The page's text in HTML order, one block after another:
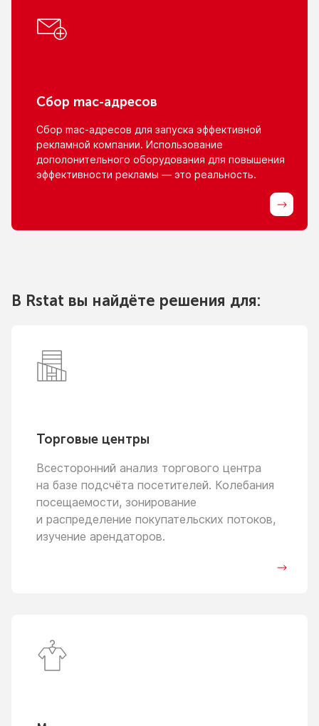
Сбор mac-адресов
Сбор mac-адресов для запуска эффективной
рекламной компании. Использование
дополонительного оборудования для повышения
эффективности рекламы — это реальность.
В Rstat вы найдёте решения для:
Торговые центры
Всесторонний анализ торгового центра
на базе подсчёта посетителей. Колебания
посещаемости, зонирование
и распределение покупательских потоков,
изучение арендаторов.